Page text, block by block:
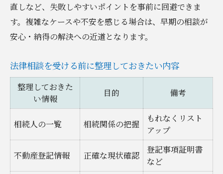
直しなど、失敗しやすいポイントを事前に回避できま
す。複雑なケースや不安を感じる場合は、早期の相談が
安心・納得の解決への近道となります。
法律相談を受ける前に整理しておきたい内容
整理しておきた
い情報
目的 備考
相続人の一覧 相続関係の把握
もれなくリスト
アップ
不動産登記情報 正確な現状確認
登記事項証明書
など